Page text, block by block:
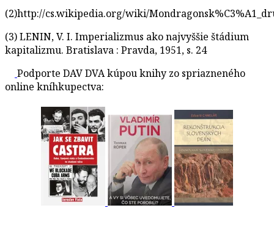
(2)http://cs.wikipedia.org/wiki/
(3)LENIN, V. I. Imperializmus ako najvyššie štádium
kapitalizmu. Bratislava : Pravda, 1951, s. 24
Podporte DAV DVA kúpou knihy zo spriazneného
online kníhkupectva: